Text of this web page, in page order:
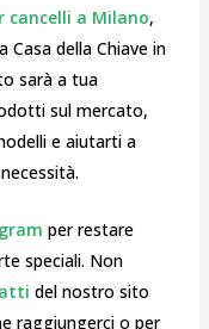
a Milano,
della Chiave in
sarà a tua
sul mercato,
e aiutarti a
per restare
speciali. Non
del nostro sito
raggiungerci o per